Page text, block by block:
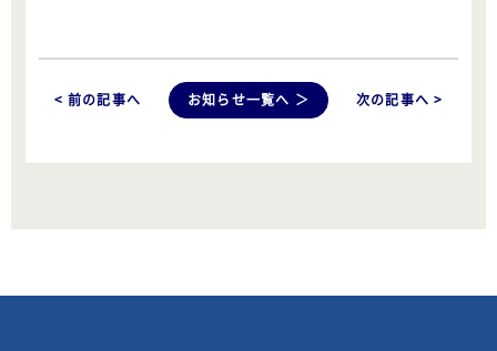
< 前の記事へ お知らせ一覧へ ＞ 次の記事へ >